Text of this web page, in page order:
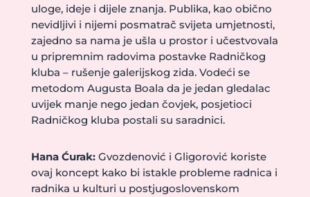
uloge, ideje i dijele znanja. Publika, kao obično
nevidljivi i nijemi posmatrač svijeta umjetnosti,
zajedno sa nama je ušla u prostor i učestvovala
u pripremnim radovima postavke Radničkog
kluba – rušenje galerijskog zida. Vodeći se
metodom Augusta Boala da je jedan gledalac
uvijek manje nego jedan čovjek, posjetioci
Radničkog kluba postali su saradnici.
Hana Ćurak:Gvozdenović i Gligorović koriste
ovaj koncept kako bi istakle probleme radnica i
radnika u kulturi u postjugoslovenskom